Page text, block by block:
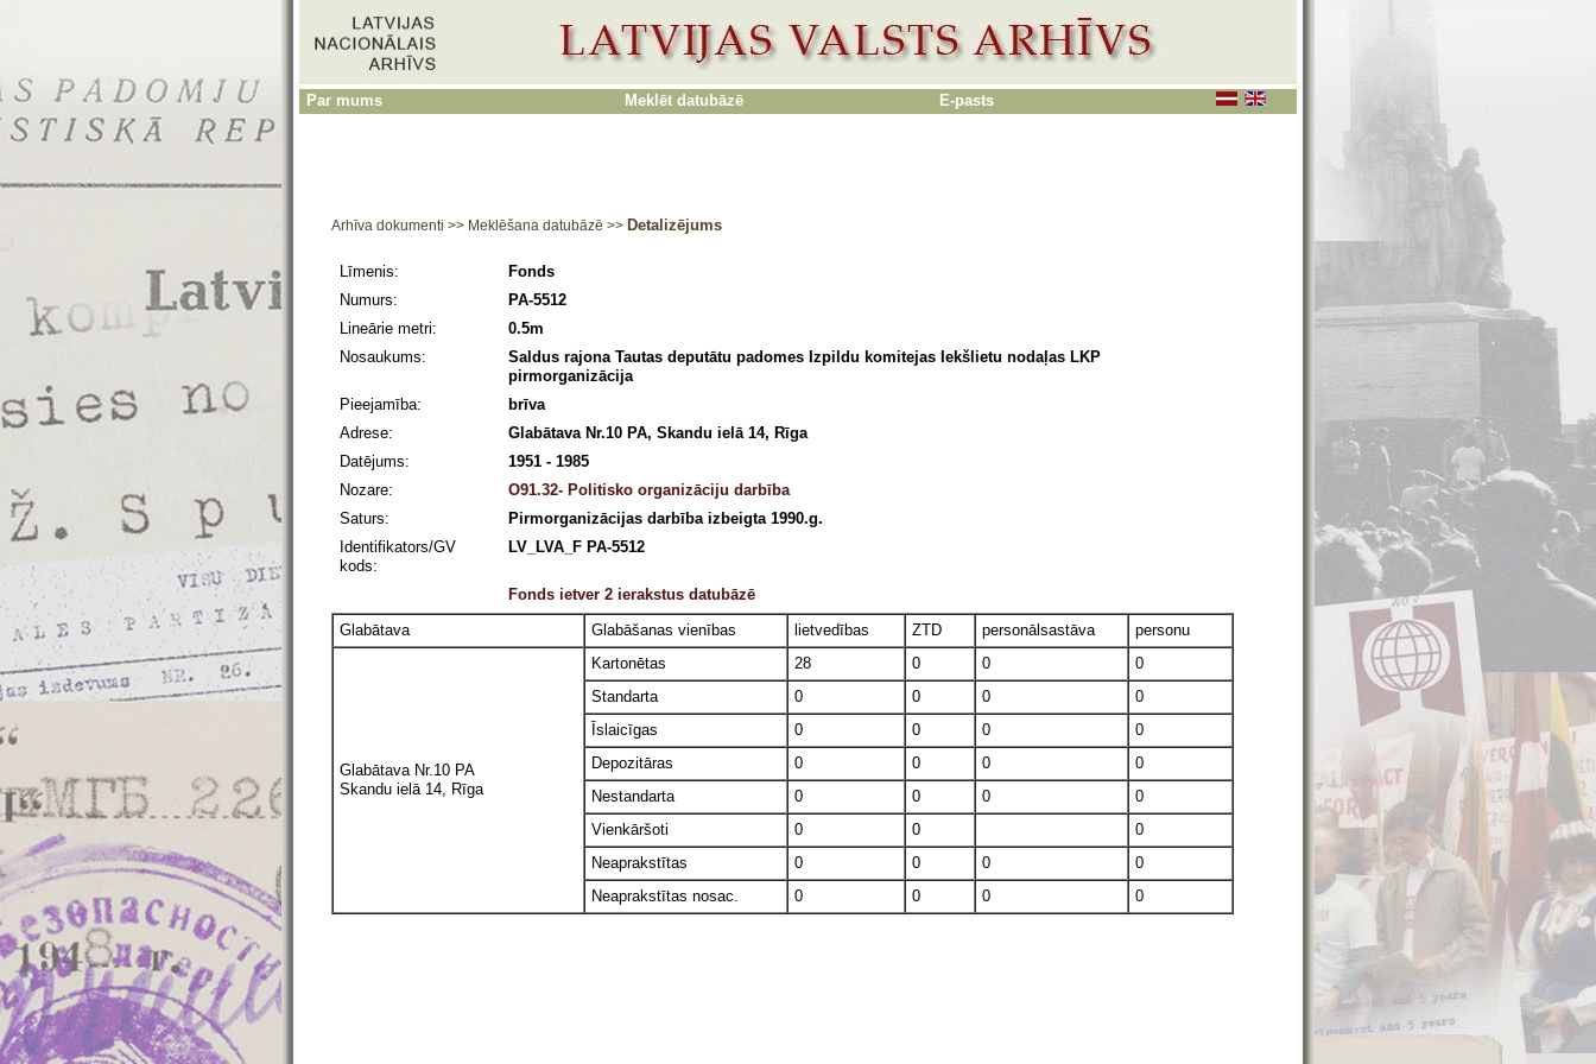
Par mums Meklēt datubāzē E-pasts
Arhīva dokumenti >> Meklēšana datubāzē >> Detalizējums
Līmenis:
Fonds
Numurs:
PA-5512
Lineārie metri:
0.5m
Nosaukums:
Saldus rajona Tautas deputātu padomes Izpildu komitejas Iekšlietu nodaļas LKP
pirmorganizācija
Pieejamība:
brīva
Adrese:
Glabātava Nr.10 PA, Skandu ielā 14, Rīga
Datējums:
1951 - 1985
Nozare:
O91.32- Politisko organizāciju darbība
Saturs:
Pirmorganizācijas darbība izbeigta 1990.g.
Identifikators/GV
kods:
LV_LVA_F PA-5512
Fonds ietver 2 ierakstus datubāzē
Glabātava
Glabāšanas vienības lietvedības ZTD personālsastāva personu
Glabātava Nr.10 PA
Skandu ielā 14, Rīga
Kartonētas 28 0 0
0
Standarta
0 0 0
0
Īslaicīgas
0 0 0
0
Depozitāras
0 0 0
0
Nestandarta
0 0 0
0
Vienkāršoti
0 0
0
Neaprakstītas
0 0 0
0
Neaprakstītas nosac.
0 0 0 0